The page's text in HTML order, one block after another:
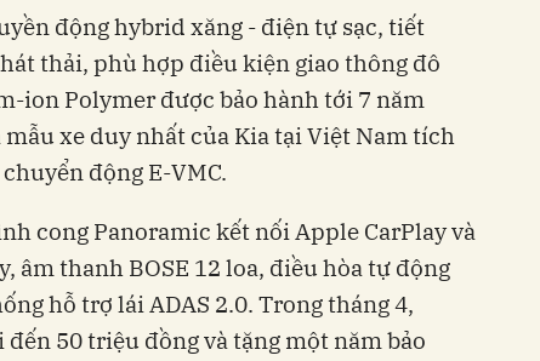
động hybrid xăng - điện tự sạc, tiết
thải, phù hợp điều kiện giao thông đô
ion Polymer được bảo hành tới 7 năm
xe duy nhất của Kia tại Việt Nam tích
động E-VMC.
cong Panoramic kết nối Apple CarPlay và
âm thanh BOSE 12 loa, điều hòa tự động
hỗ trợ lái ADAS 2.0. Trong tháng 4,
50 triệu đồng và tặng một năm bảo